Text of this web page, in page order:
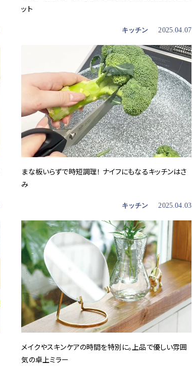
ット
キッチン 2025.04.07
まな板いらずで時短調理！ ナイフにもなるキッチンはさ
み
キッチン 2025.04.03
メイクやスキンケアの時間を特別に。上品で優しい雰囲
気の卓上ミラー